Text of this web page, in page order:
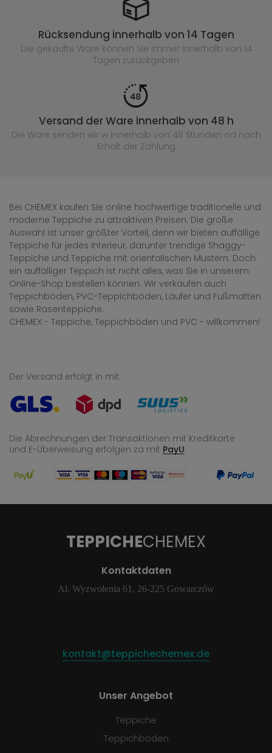
Rücksendung innerhalb von 14 Tagen
Die gekaufte Ware können Sie immer innerhalb von 14
Tagen zurückgeben
Versand der Ware innerhalb von 48 h
Die Ware senden wir w innerhalb von 48 Stunden od nach
Erhalt der Zahlung
Bei CHEMEX kaufen Sie online hochwertige traditionelle und
moderne Teppiche zu attraktiven Preisen. Die große
Auswahl ist unser größter Vorteil, denn wir bieten auffällige
Teppiche für jedes Interieur, darunter trendige Shaggy-
Teppiche und Teppiche mit orientalischen Mustern. Doch
ein auffälliger Teppich ist nicht alles, was Sie in unserem
Online-Shop bestellen können. Wir verkaufen auch
Teppichböden, PVC-Teppichböden, Läufer und Fußmatten
sowie Rasenteppiche.
CHEMEX - Teppiche, Teppichböden und PVC - willkommen!
Der Versand erfolgt in mit:
Die Abrechnungen der Transaktionen mit Kreditkarte
und E-Überweisung erfolgen za mit PayU
TEPPICHECHEMEX
Kontaktdaten
Al. Wyzwolenia 61, 26-225 Gowarczów
kontakt@teppichechemex.de
Unser Angebot
Teppiche
Teppichböden